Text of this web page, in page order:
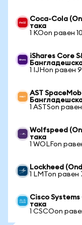
Coca-Cola
така
1 KOon равен
iShares Core
1 IJHon равен
AST
1 ASTSon
Wolfspeed
така
1 WOLFon
Lockheed
1 LMTon
Cisco
така
1 CSCOon